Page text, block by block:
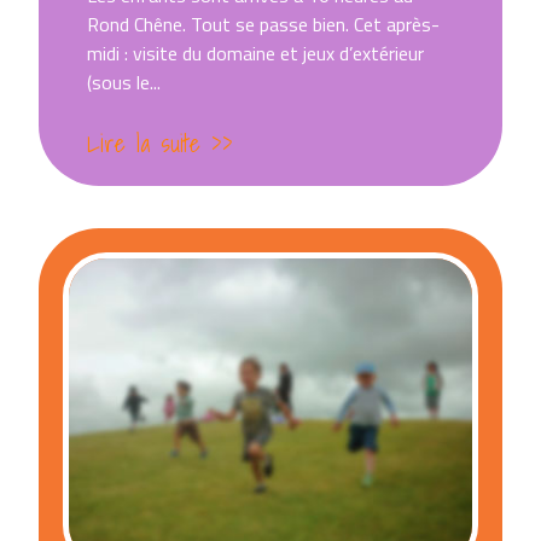
Rond Chêne. Tout se passe bien. Cet après-
midi : visite du domaine et jeux d’extérieur
(sous le...
Lire la suite >>